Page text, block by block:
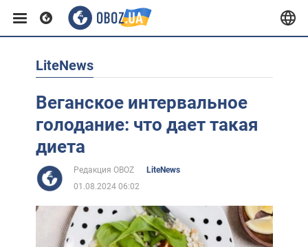
Европа
США
Африка
LiteNews
Веганское интервальное
голодание: что дает такая
диета
Редакция OBOZ
LiteNews
01.08.2024 06:02